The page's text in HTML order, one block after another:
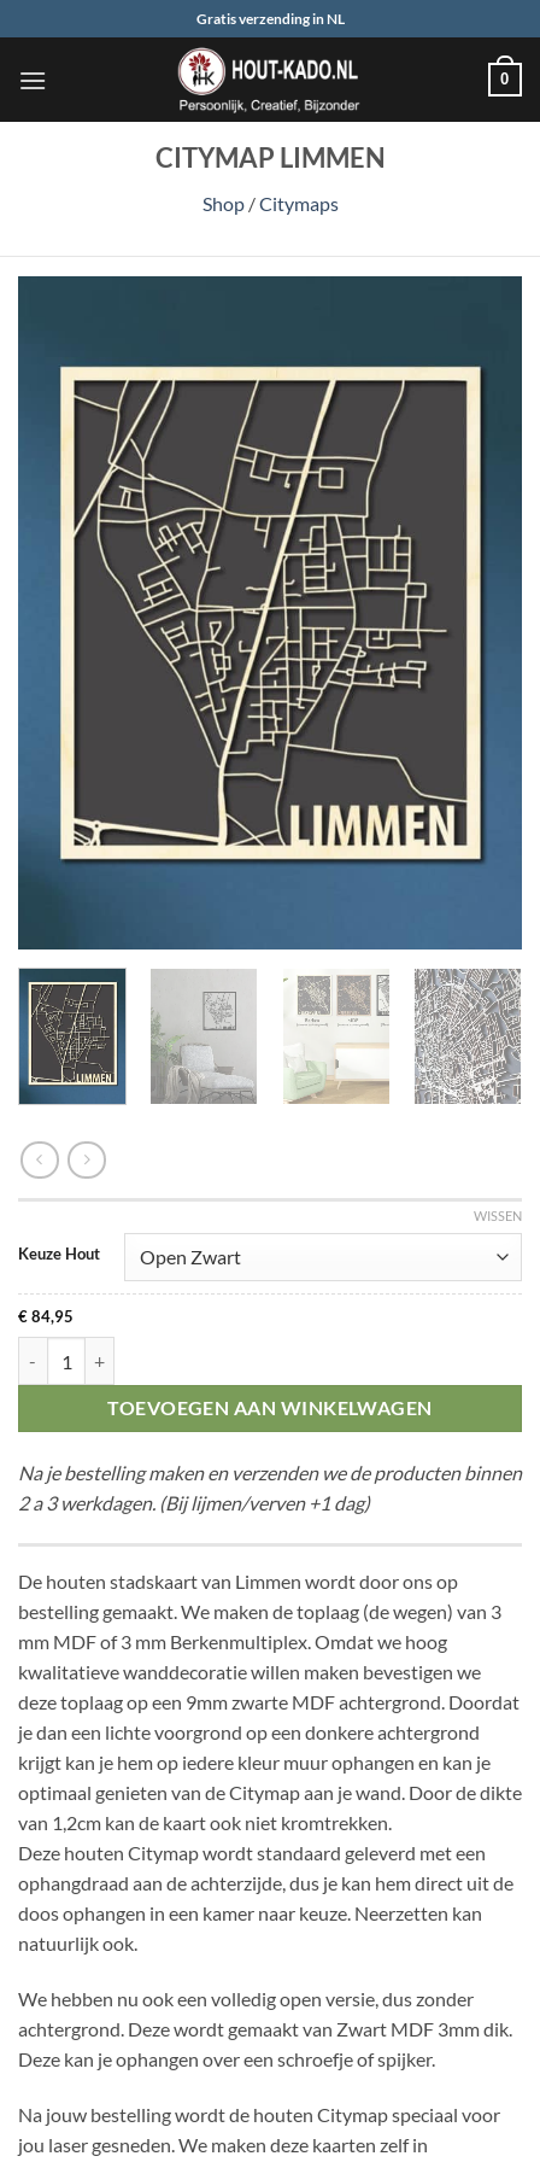
naar
inhoud
Gratis verzending in NL
0
CITYMAP LIMMEN
Shop /Citymaps
Keuze Hout
WISSEN
€84,95
TOEVOEGEN AAN WINKELWAGEN
Na je bestelling maken en verzenden we de producten binnen
2 a 3 werkdagen. (Bij lijmen/verven +1 dag)
De houten stadskaart van Limmen wordt door ons op
bestelling gemaakt. We maken de toplaag (de wegen) van 3
mm MDF of 3 mm Berkenmultiplex. Omdat we hoog
kwalitatieve wanddecoratie willen maken bevestigen we
deze toplaag op een 9mm zwarte MDF achtergrond. Doordat
je dan een lichte voorgrond op een donkere achtergrond
krijgt kan je hem op iedere kleur muur ophangen en kan je
optimaal genieten van de Citymap aan je wand. Door de dikte
van 1,2cm kan de kaart ook niet kromtrekken.
Deze houten Citymap wordt standaard geleverd met een
ophangdraad aan de achterzijde, dus je kan hem direct uit de
doos ophangen in een kamer naar keuze. Neerzetten kan
natuurlijk ook.
We hebben nu ook een volledig open versie, dus zonder
achtergrond. Deze wordt gemaakt van Zwart MDF 3mm dik.
Deze kan je ophangen over een schroefje of spijker.
Na jouw bestelling wordt de houten Citymap speciaal voor
jou laser gesneden. We maken deze kaarten zelf in